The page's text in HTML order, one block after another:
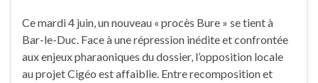
Ce mardi 4 juin, un nouveau « procès Bure » se tient à
Bar-le-Duc. Face à une répression inédite et confrontée
aux enjeux pharaoniques du dossier, l’opposition locale
au projet Cigéo est affaiblie. Entre recomposition et